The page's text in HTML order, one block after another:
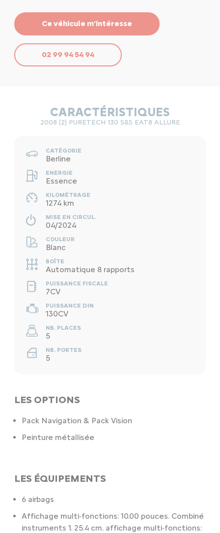
Ce véhicule m'intéresse
02 99 94 54 94
CARACTÉRISTIQUES
2008 (2) PURETECH 130 S&S EAT8 ALLURE
CATÉGORIE
Berline
ENERGIE
Essence
KILOMÉTRAGE
1274 km
MISE EN CIRCUL.
04/2024
COULEUR
Blanc
BOÎTE
Automatique 8 rapports
PUISSANCE FISCALE
7CV
PUISSANCE DIN
130CV
NB. PLACES
5
NB. PORTES
5
LES OPTIONS
Pack Navigation & Pack Vision
Peinture métallisée
LES ÉQUIPEMENTS
6 airbags
Affichage multi-fonctions: 10.00 pouces. Combiné
instruments 1. 25.4 cm. affichage multi-fonctions: